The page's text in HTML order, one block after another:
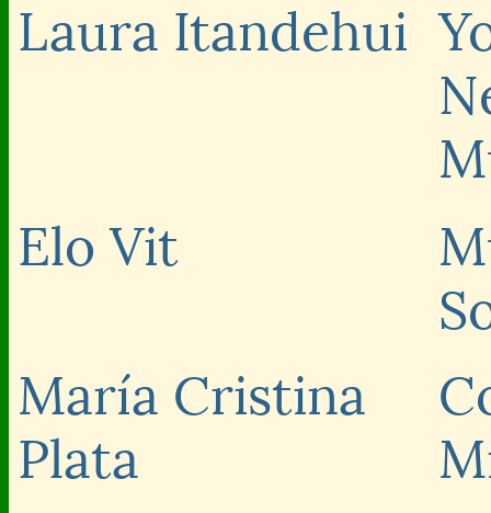
Laura Itandehui
Elo Vit
María Cristina
Plata